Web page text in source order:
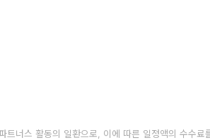
트너스 활동의 일환으로, 이에 따른 일정액의 수수료